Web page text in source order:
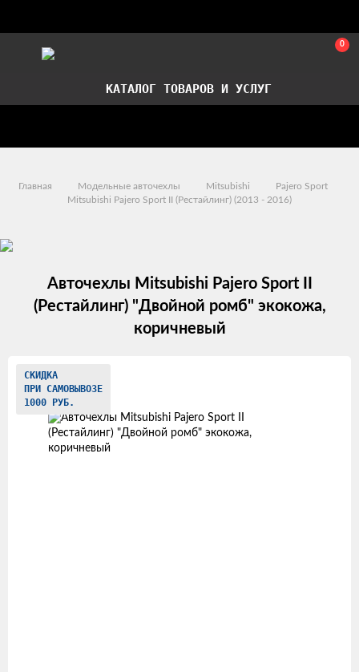
0
КАТАЛОГ ТОВАРОВ И УСЛУГ
Главная Модельные авточехлы Mitsubishi
Pajero Sport
Mitsubishi Pajero Sport II (Рестайлинг) (2013 - 2016)
Авточехлы Mitsubishi Pajero Sport II
(Рестайлинг) "Двойной ромб" экокожа,
коричневый
Изображения
товаров
СКИДКА
ПРИ САМОВЫВОЗЕ
1000 РУБ.